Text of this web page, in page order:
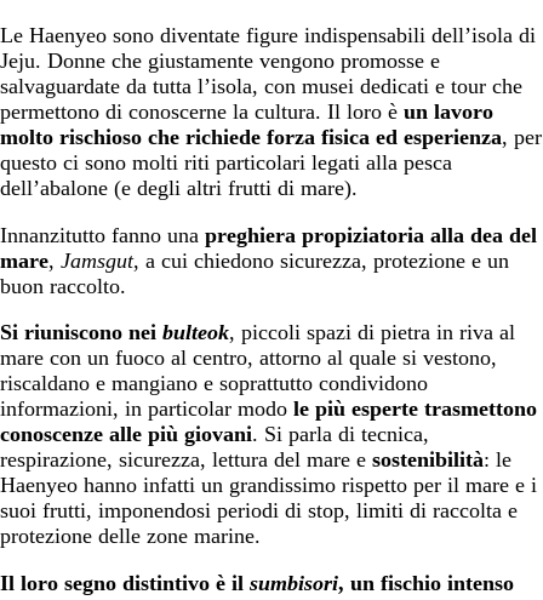
Le Haenyeo sono diventate figure indispensabili dell’isola di
Jeju. Donne che giustamente vengono promosse e
salvaguardate da tutta l’isola, con musei dedicati e tour che
permettono di conoscerne la cultura. Il loro è un lavoro
molto rischioso che richiede forza fisica ed esperienza, per
questo ci sono molti riti particolari legati alla pesca
dell’abalone (e degli altri frutti di mare).
Innanzitutto fanno una preghiera propiziatoria alla dea del
mare, Jamsgut, a cui chiedono sicurezza, protezione e un
buon raccolto.
Si riuniscono nei bulteok, piccoli spazi di pietra in riva al
mare con un fuoco al centro, attorno al quale si vestono,
riscaldano e mangiano e soprattutto condividono
informazioni, in particolar modo le più esperte trasmettono
conoscenze alle più giovani. Si parla di tecnica,
respirazione, sicurezza, lettura del mare e sostenibilità: le
Haenyeo hanno infatti un grandissimo rispetto per il mare e i
suoi frutti, imponendosi periodi di stop, limiti di raccolta e
protezione delle zone marine.
Il loro segno distintivo è il sumbisori, un fischio intenso